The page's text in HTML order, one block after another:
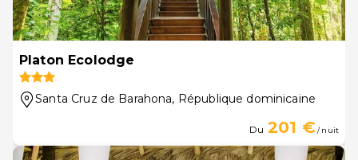
Platon Ecolodge
Santa Cruz de Barahona, République dominicaine
Du 201 €/ nuit